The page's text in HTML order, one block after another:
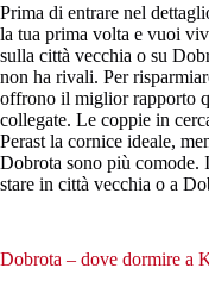
Prima di entrare nel
la tua prima volta e vuoi
sulla città vecchia o su
non ha rivali. Per
offrono il miglior rapporto
collegate. Le coppie in
Perast la cornice ideale,
Dobrota sono più comode.
stare in città vecchia o a
Dobrota – dove dormire a